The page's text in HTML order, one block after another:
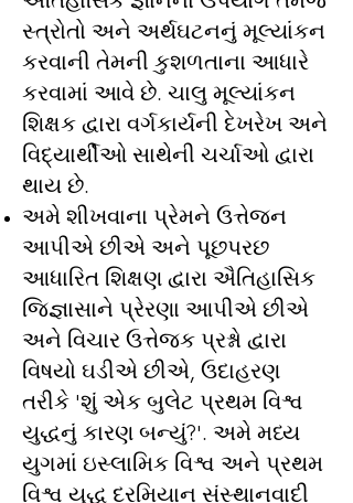
સ્ત્રોતો અને અર્થઘટનનું મૂલ્યાંકન
કરવાની તેમની કુશળતાના આધારે
કરવામાં આવે છે. ચાલુ મૂલ્યાંકન
શિક્ષક દ્વારા વર્ગકાર્યની દેખરેખ અને
વિદ્યાર્થીઓ સાથેની ચર્ચાઓ દ્વારા
થાય છે.
અમે શીખવાના પ્રેમને ઉત્તેજન
આપીએ છીએ અને પૂછપરછ
આધારિત શિક્ષણ દ્વારા ઐતિહાસિક
જિજ્ઞાસાને પ્રેરણા આપીએ છીએ
અને વિચાર ઉત્તેજક પ્રશ્નો દ્વારા
વિષયો ઘડીએ છીએ, ઉદાહરણ
તરીકે 'શું એક બુલેટ પ્રથમ વિશ્વ
યુદ્ધનું કારણ બન્યું?'. અમે મધ્ય
યુગમાં ઇસ્લામિક વિશ્વ અને પ્રથમ
વિશ્વ યુદ્ધ દરમિયાન સંસ્થાનવાદી